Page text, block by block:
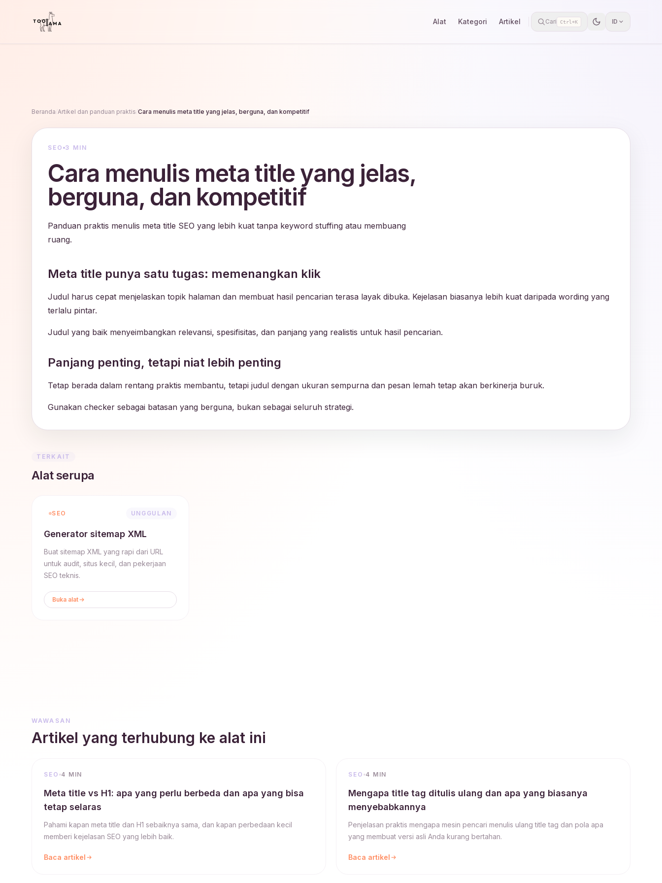
Alat Kategori Artikel Cari Ctrl+K ID
Beranda Artikel dan panduan praktis Cara menulis meta title yang jelas, berguna, dan kompetitif
SEO 3 MIN
Cara menulis meta title yang jelas,
berguna, dan kompetitif
Panduan praktis menulis meta title SEO yang lebih kuat tanpa keyword stuffing atau membuang
ruang.
Meta title punya satu tugas: memenangkan klik
Judul harus cepat menjelaskan topik halaman dan membuat hasil pencarian terasa layak dibuka. Kejelasan biasanya lebih kuat daripada wording yang
terlalu pintar.
Judul yang baik menyeimbangkan relevansi, spesifisitas, dan panjang yang realistis untuk hasil pencarian.
Panjang penting, tetapi niat lebih penting
Tetap berada dalam rentang praktis membantu, tetapi judul dengan ukuran sempurna dan pesan lemah tetap akan berkinerja buruk.
Gunakan checker sebagai batasan yang berguna, bukan sebagai seluruh strategi.
TERKAIT
Alat serupa
SEO UNGGULAN
Generator sitemap XML
Buat sitemap XML yang rapi dari URL
untuk audit, situs kecil, dan pekerjaan
SEO teknis.
Buka alat
WAWASAN
Artikel yang terhubung ke alat ini
SEO 4 MIN
Meta title vs H1: apa yang perlu berbeda dan apa yang bisa
tetap selaras
Pahami kapan meta title dan H1 sebaiknya sama, dan kapan perbedaan kecil
memberi kejelasan SEO yang lebih baik.
Baca artikel
SEO 4 MIN
Mengapa title tag ditulis ulang dan apa yang biasanya
menyebabkannya
Penjelasan praktis mengapa mesin pencari menulis ulang title tag dan pola apa
yang membuat versi asli Anda kurang bertahan.
Baca artikel